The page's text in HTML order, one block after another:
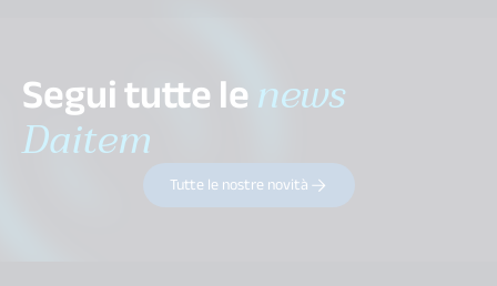
Segui tutte lenews
Daitem
Tutte le nostre novità